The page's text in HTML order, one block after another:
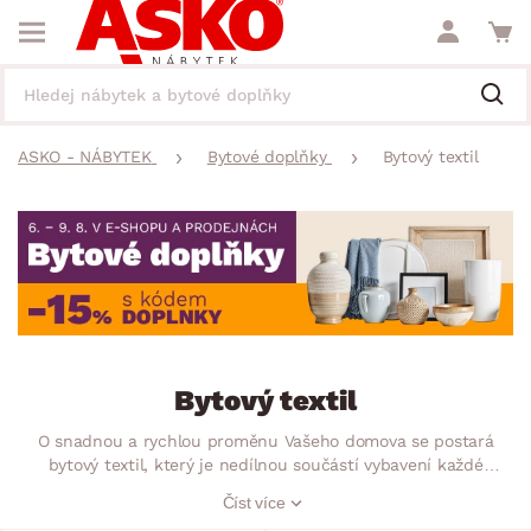
ASKO - NÁBYTEK Bytové doplňky Bytový textil
Bytový textil
O snadnou a rychlou proměnu Vašeho domova se postará
bytový textil, který je nedílnou součástí vybavení každé
ale stane se i designovým prvkem bydlení. Objevte jedinečné
Číst více